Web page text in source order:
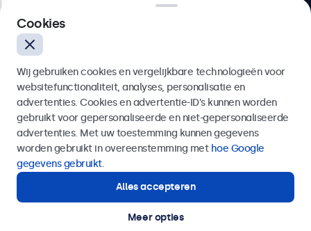
4.8/5 door 5000+ bedrijven
Nederlands
© 2026 Beetronics
Verzenden
Of bel ons op
Hulp of advies nodig?
Direct contact met een specialist.
Cookies
Wij gebruiken cookies en vergelijkbare technologieën voor
websitefunctionaliteit, analyses, personalisatie en
advertenties. Cookies en advertentie-ID’s kunnen worden
gebruikt voor gepersonaliseerde en niet-gepersonaliseerde
advertenties. Met uw toestemming kunnen gegevens
worden gebruikt in overeenstemming met hoe Google
gegevens gebruikt.
Alles accepteren
Meer opties